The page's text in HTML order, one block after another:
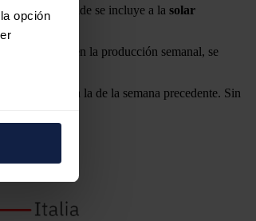
opción
sociales
España, donde se incluye a la solar
descenso en la producción semanal, se
sea superior a la de la semana precedente. Sin